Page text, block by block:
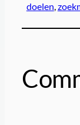
doelen,